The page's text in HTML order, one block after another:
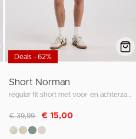
Deals - 62%
Short Norman
Afgeprijsd van
€ 39,99 naar
€ 15,00